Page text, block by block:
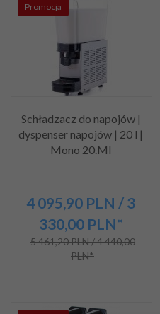
Promocja
Schładzacz do napojów |
dyspenser napojów | 20 l |
Mono 20.MI
4 095,90 PLN / 3
330,00 PLN*
5 461,20 PLN / 4 440,00
PLN*